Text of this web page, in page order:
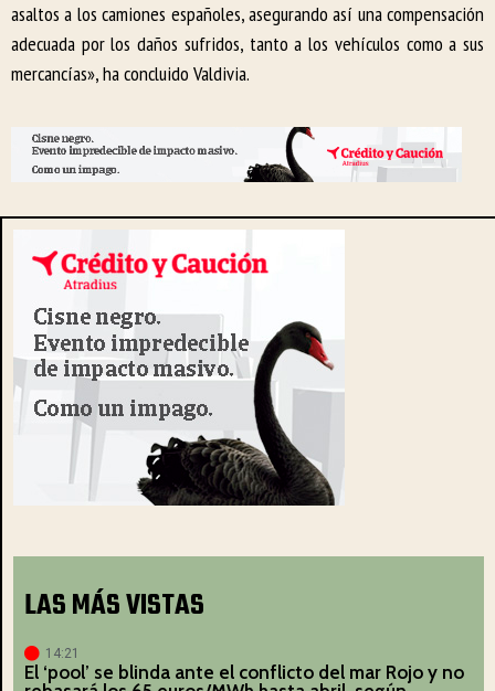
asaltos a los camiones españoles, asegurando así una compensación
adecuada por los daños sufridos, tanto a los vehículos como a sus
mercancías», ha concluido Valdivia.
LAS MÁS VISTAS
14:21
El ‘pool’ se blinda ante el conflicto del mar Rojo y no